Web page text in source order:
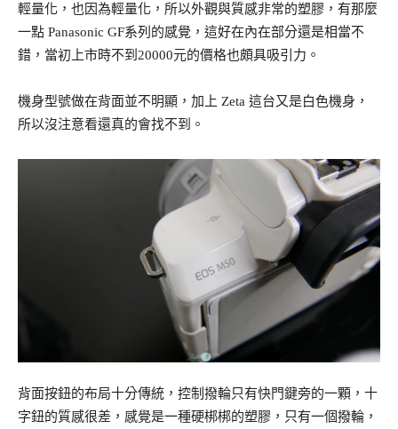
輕量化，也因為輕量化，所以外觀與質感非常的塑膠，有那麼
一點 Panasonic GF系列的感覺，這好在內在部分還是相當不
錯，當初上市時不到20000元的價格也頗具吸引力。
機身型號做在背面並不明顯，加上 Zeta 這台又是白色機身，
所以沒注意看還真的會找不到。
背面按鈕的布局十分傳統，控制撥輪只有快門鍵旁的一顆，十
字鈕的質感很差，感覺是一種硬梆梆的塑膠，只有一個撥輪，